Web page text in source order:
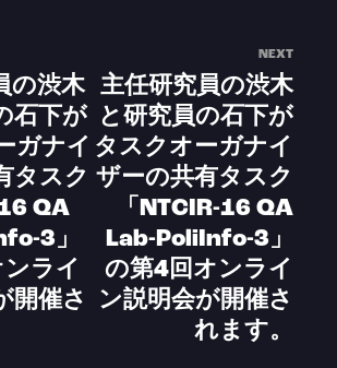
の渋木
石下が
ガナイ
タスク
QA
3」
ライ
開催さ
NEXT
主任研究員の渋木
と研究員の石下が
タスクオーガナイ
ザーの共有タスク
「NTCIR-16 QA
Lab-PoliInfo-3」
の第4回オンライ
ン説明会が開催さ
れます。